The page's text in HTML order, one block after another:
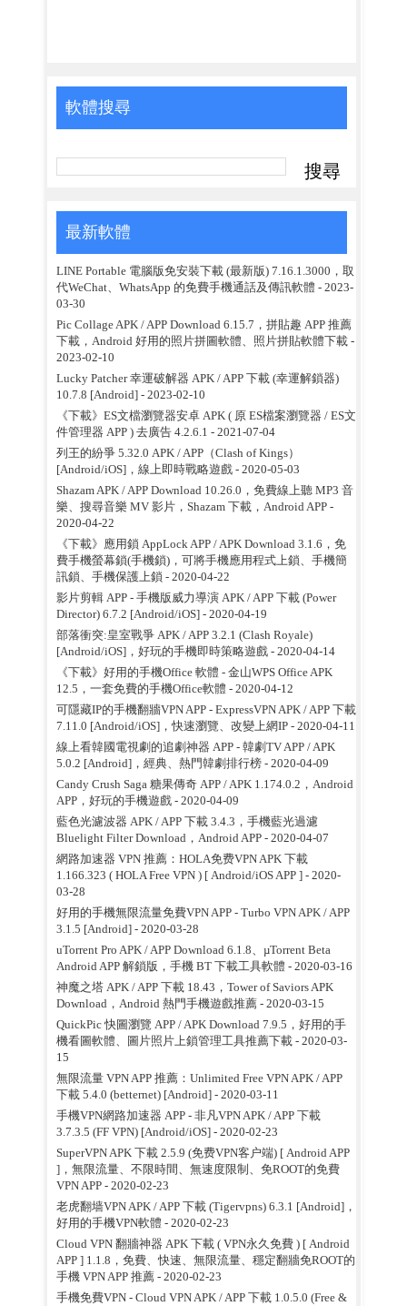
軟體搜尋
最新軟體
LINE Portable 電腦版免安裝下載 (最新版) 7.16.1.3000，取
代WeChat、WhatsApp 的免費手機通話及傳訊軟體 - 2023-
03-30
Pic Collage APK / APP Download 6.15.7，拼貼趣 APP 推薦
下載，Android 好用的照片拼圖軟體、照片拼貼軟體下載-
2023-02-10
Lucky Patcher 幸運破解器 APK / APP 下載 (幸運解鎖器)
10.7.8 [Android] - 2023-02-10
《下載》ES文檔瀏覽器安卓 APK ( 原 ES檔案瀏覽器 / ES文
件管理器 APP ) 去廣告 4.2.6.1 - 2021-07-04
列王的紛爭 5.32.0 APK / APP（Clash of Kings）
[Android/iOS]，線上即時戰略遊戲- 2020-05-03
Shazam APK / APP Download 10.26.0，免費線上聽 MP3 音
樂、搜尋音樂 MV 影片，Shazam 下載，Android APP-
2020-04-22
《下載》應用鎖 AppLock APP / APK Download 3.1.6，免
費手機螢幕鎖(手機鎖)，可將手機應用程式上鎖、手機簡
訊鎖、手機保護上鎖 - 2020-04-22
影片剪輯 APP - 手機版威力導演 APK / APP 下載 (Power
Director) 6.7.2 [Android/iOS]- 2020-04-19
部落衝突:皇室戰爭 APK / APP 3.2.1 (Clash Royale)
[Android/iOS]，好玩的手機即時策略遊戲- 2020-04-14
《下載》好用的手機Office 軟體 - 金山WPS Office APK
12.5，一套免費的手機Office軟體 - 2020-04-12
可隱藏IP的手機翻牆VPN APP - ExpressVPN APK / APP 下載
7.11.0 [Android/iOS]，快速瀏覽、改變上網IP- 2020-04-11
線上看韓國電視劇的追劇神器 APP - 韓劇TV APP / APK
5.0.2 [Android]，經典、熱門韓劇排行榜- 2020-04-09
Candy Crush Saga 糖果傳奇 APP / APK 1.174.0.2，Android
APP，好玩的手機遊戲- 2020-04-09
藍色光濾波器 APK / APP 下載 3.4.3，手機藍光過濾
Bluelight Filter Download，Android APP- 2020-04-07
網路加速器 VPN 推薦：HOLA免费VPN APK 下載
1.166.323 ( HOLA Free VPN ) [ Android/iOS APP ]- 2020-
03-28
好用的手機無限流量免費VPN APP - Turbo VPN APK / APP
3.1.5 [Android]- 2020-03-28
uTorrent Pro APK / APP Download 6.1.8、µTorrent Beta
Android APP 解鎖版，手機 BT 下載工具軟體 - 2020-03-16
神魔之塔 APK / APP 下載 18.43，Tower of Saviors APK
Download，Android 熱門手機遊戲推薦- 2020-03-15
QuickPic 快圖瀏覽 APP / APK Download 7.9.5，好用的手
機看圖軟體、圖片照片上鎖管理工具推薦下載- 2020-03-
15
無限流量 VPN APP 推薦：Unlimited Free VPN APK / APP
下載 5.4.0 (betternet) [Android]- 2020-03-11
手機VPN網路加速器 APP - 非凡VPN APK / APP 下載
3.7.3.5 (FF VPN) [Android/iOS]- 2020-02-23
SuperVPN APK 下載 2.5.9 (免费VPN客户端) [ Android APP
]，無限流量、不限時間、無速度限制、免ROOT的免費
VPN APP- 2020-02-23
老虎翻墙VPN APK / APP 下載 (Tigervpns) 6.3.1 [Android]，
好用的手機VPN軟體 - 2020-02-23
Cloud VPN 翻牆神器 APK 下載 ( VPN永久免費 ) [ Android
APP ] 1.1.8，免費、快速、無限流量、穩定翻牆免ROOT的
手機 VPN APP 推薦- 2020-02-23
手機免費VPN - Cloud VPN APK / APP 下載 1.0.5.0 (Free &